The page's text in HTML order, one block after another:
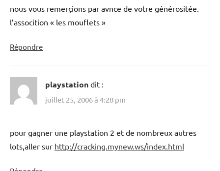
nous vous remerçions par avnce de votre générositée.
l’assocition « les mouflets »
Répondre
playstation dit :
juillet 25, 2006 à 4:28 pm
pour gagner une playstation 2 et de nombreux autres
lots,aller sur http://cracking.mynew.ws/index.html